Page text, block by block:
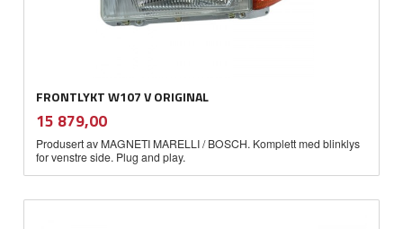
FRONTLYKT W107 V ORIGINAL
Pris
15 879,00mva.
Produsert av MAGNETI MARELLI / BOSCH. Komplett med blinklys
for venstre side. Plug and play.